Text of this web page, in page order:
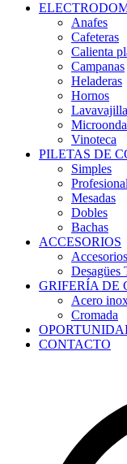
Anafes
Cafeteras
Calienta
Campanas
Heladeras
Hornos
Vinoteca
PILETAS DE
Simples
Mesadas
Dobles
Bachas
ACCESORIOS
Desagües
GRIFERÍA DE
Acero
Cromada
CONTACTO